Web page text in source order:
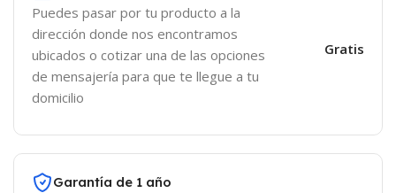
Puedes pasar por tu producto a la
dirección donde nos encontramos
ubicados o cotizar una de las opciones
de mensajería para que te llegue a tu
domicilio
Gratis
Garantía de 1 año